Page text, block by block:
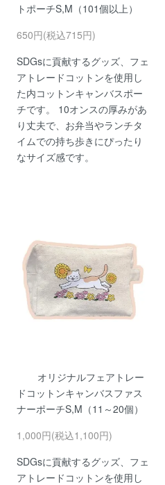
トポーチS,M（101個以上）
650円(税込715円)
SDGsに貢献するグッズ、フェ
アトレードコットンを使用し
た内コットンキャンバスポー
チです。 10オンスの厚みがあ
り丈夫で、お弁当やランチタ
イムでの持ち歩きにぴったり
なサイズ感です。
オリジナルフェアトレー
ドコットンキャンバスファス
ナーポーチS,M（11～20個）
1,000円(税込1,100円)
SDGsに貢献するグッズ、フェ
アトレードコットンを使用し